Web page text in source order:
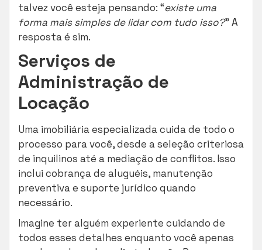
talvez você esteja pensando: “existe uma
forma mais simples de lidar com tudo isso?” A
resposta é sim.
Serviços de
Administração de
Locação
Uma imobiliária especializada cuida de todo o
processo para você, desde a seleção criteriosa
de inquilinos até a mediação de conflitos. Isso
inclui cobrança de aluguéis, manutenção
preventiva e suporte jurídico quando
necessário.
Imagine ter alguém experiente cuidando de
todos esses detalhes enquanto você apenas